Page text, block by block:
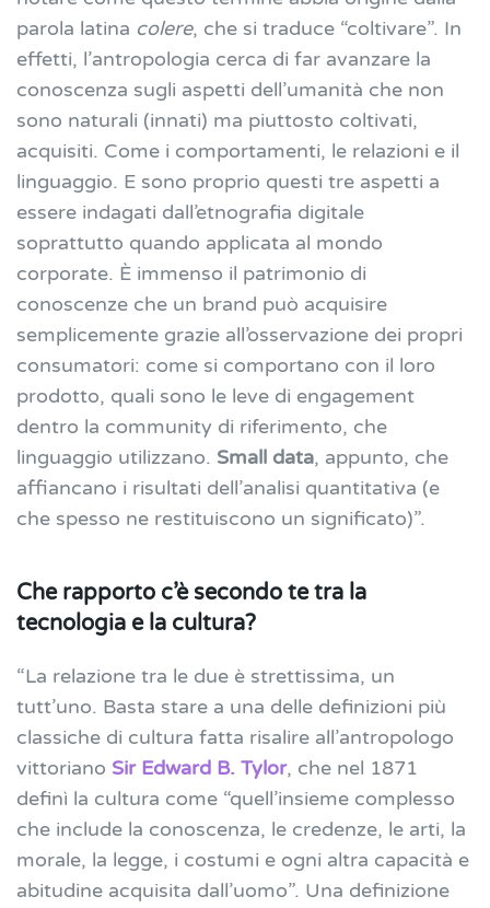
parola latina colere, che si traduce “coltivare”. In
effetti, l’antropologia cerca di far avanzare la
conoscenza sugli aspetti dell’umanità che non
sono naturali (innati) ma piuttosto coltivati,
acquisiti. Come i comportamenti, le relazioni e il
linguaggio. E sono proprio questi tre aspetti a
essere indagati dall’etnografia digitale
soprattutto quando applicata al mondo
corporate. È immenso il patrimonio di
conoscenze che un brand può acquisire
semplicemente grazie all’osservazione dei propri
consumatori: come si comportano con il loro
prodotto, quali sono le leve di engagement
dentro la community di riferimento, che
linguaggio utilizzano. Small data, appunto, che
affiancano i risultati dell’analisi quantitativa (e
che spesso ne restituiscono un significato)”.
Che rapporto c’è secondo te tra la
tecnologia e la cultura?
“La relazione tra le due è strettissima, un
tutt’uno. Basta stare a una delle definizioni più
classiche di cultura fatta risalire all’antropologo
vittoriano Sir Edward B. Tylor, che nel 1871
definì la cultura come “quell’insieme complesso
che include la conoscenza, le credenze, le arti, la
morale, la legge, i costumi e ogni altra capacità e
abitudine acquisita dall’uomo”. Una definizione